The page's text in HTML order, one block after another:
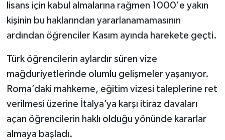
lisans için kabul almalarına rağmen 1000'e yakın
kişinin bu haklarından yararlanamamasının
ardından öğrenciler Kasım ayında harekete geçti.
Türk öğrencilerin aylardır süren vize
mağduriyetlerinde olumlu gelişmeler yaşanıyor.
Roma’daki mahkeme, eğitim vizesi taleplerine ret
verilmesi üzerine İtalya’ya karşı itiraz davaları
açan öğrencilerin haklı olduğu yönünde kararlar
almaya başladı.